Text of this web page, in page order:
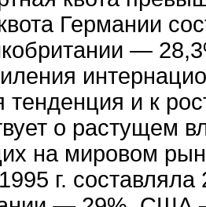
Германии
—
тенденция и к
о растущем
на мировом
г.